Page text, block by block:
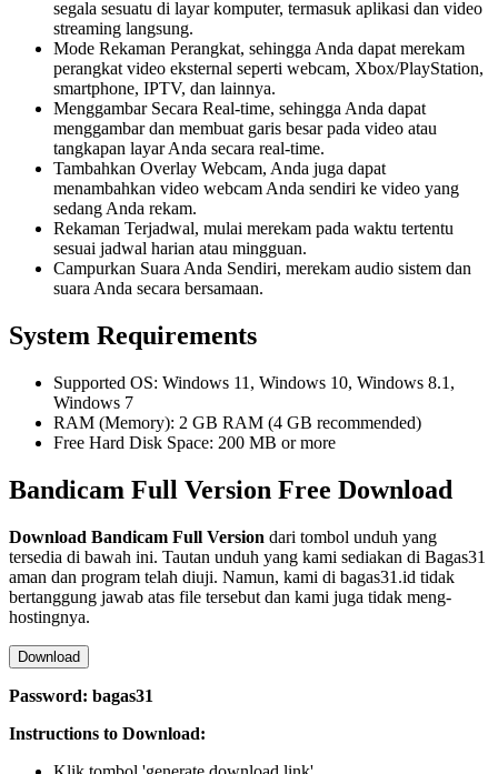
segala sesuatu di layar komputer, termasuk aplikasi dan video
streaming langsung.
Mode Rekaman Perangkat, sehingga Anda dapat merekam
perangkat video eksternal seperti webcam, Xbox/PlayStation,
smartphone, IPTV, dan lainnya.
Menggambar Secara Real-time, sehingga Anda dapat
menggambar dan membuat garis besar pada video atau
tangkapan layar Anda secara real-time.
Tambahkan Overlay Webcam, Anda juga dapat
menambahkan video webcam Anda sendiri ke video yang
sedang Anda rekam.
Rekaman Terjadwal, mulai merekam pada waktu tertentu
sesuai jadwal harian atau mingguan.
Campurkan Suara Anda Sendiri, merekam audio sistem dan
suara Anda secara bersamaan.
System Requirements
Supported OS: Windows 11, Windows 10, Windows 8.1,
Windows 7
RAM (Memory): 2 GB RAM (4 GB recommended)
Free Hard Disk Space: 200 MB or more
Bandicam Full Version Free Download
Download Bandicam Full Version dari tombol unduh yang
tersedia di bawah ini. Tautan unduh yang kami sediakan di Bagas31
aman dan program telah diuji. Namun, kami di bagas31.id tidak
bertanggung jawab atas file tersebut dan kami juga tidak meng-
hostingnya.
Download
Password: bagas31
Instructions to Download: